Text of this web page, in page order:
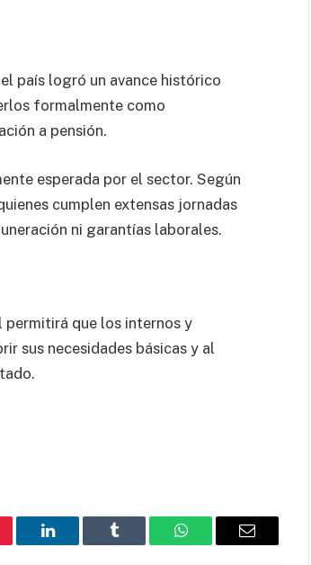
país logró un avance histórico
formalmente como
a pensión.
esperada por el sector. Según
cumplen extensas jornadas
ni garantías laborales.
que los internos y
sus necesidades básicas y al
LinkedIn Tumblr WhatsAppEmail